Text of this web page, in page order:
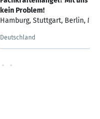
kein Problem!
Hamburg, Stuttgart, Berlin,
Deutschland